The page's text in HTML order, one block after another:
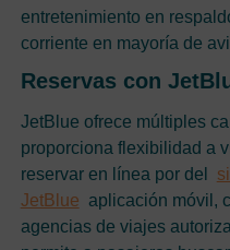
entretenimiento en
corriente en mayoría de
Reservas con
JetBlue ofrece múltiples
proporciona flexibilidad a
reservar en línea por del
JetBlue aplicación móvil,
agencias de viajes